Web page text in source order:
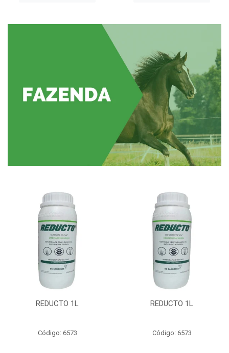
REDUCTO 1L
Código: 6573
REDUCTO 1L
Código: 6573